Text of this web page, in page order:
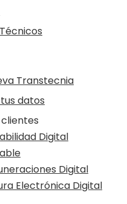
Transtecnia
datos
Digital
Digital
Electrónica Digital